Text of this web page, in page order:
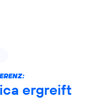
ergreift